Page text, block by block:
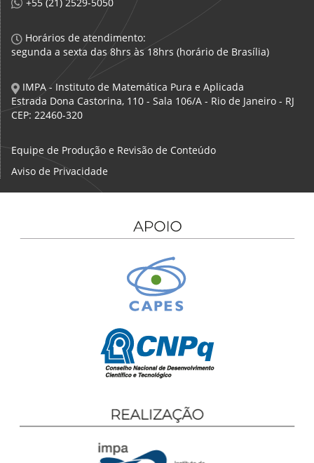
+55 (21) 2529-5050
Horários de atendimento:
segunda a sexta das 8hrs às 18hrs (horário de Brasília)
IMPA - Instituto de Matemática Pura e Aplicada
Estrada Dona Castorina, 110 - Sala 106/A - Rio de Janeiro - RJ
CEP: 22460-320
Equipe de Produção e Revisão de Conteúdo
Aviso de Privacidade